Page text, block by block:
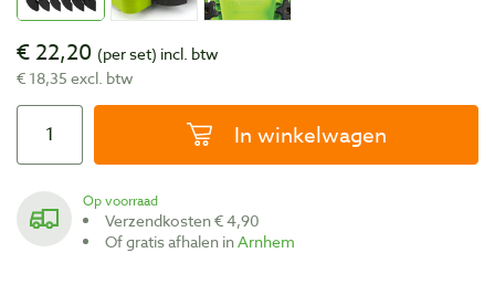
€ 22,20 (per set) incl. btw
€ 18,35 excl. btw
In winkelwagen
Op voorraad
Verzendkosten € 4,90
Of gratis afhalen inArnhem